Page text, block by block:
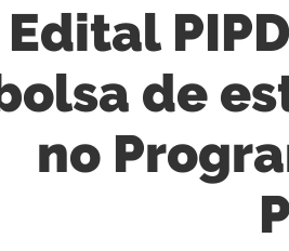
Edital
de
no